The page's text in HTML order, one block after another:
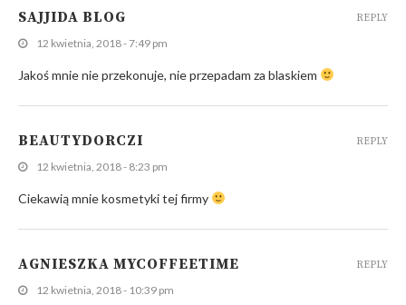
SAJJIDA BLOG
12 kwietnia, 2018 - 7:49 pm
Jakoś mnie nie przekonuje, nie przepadam za blaskiem
REPLY
BEAUTYDORCZI
12 kwietnia, 2018 - 8:23 pm
Ciekawią mnie kosmetyki tej firmy
REPLY
AGNIESZKA MYCOFFEETIME
12 kwietnia, 2018 - 10:39 pm
REPLY